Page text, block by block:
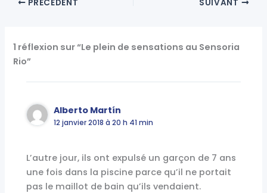
PRÉCÉDENT SUIVANT
1 réflexion sur “Le plein de sensations au Sensoria
Rio”
Alberto Martín
12 janvier 2018 à 20 h 41 min
L’autre jour, ils ont expulsé un garçon de 7 ans
une fois dans la piscine parce qu’il ne portait
pas le maillot de bain qu’ils vendaient.